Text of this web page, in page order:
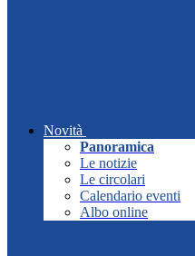
Novità
Panoramica
Le notizie
Le circolari
Calendario eventi
Albo online